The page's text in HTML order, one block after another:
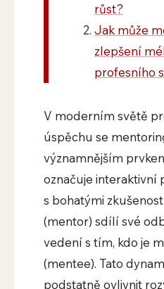
růst?
Jak může
zlepšení
profesního
V moderním světě
úspěchu se
významnějším
označuje interaktivní
s bohatými
(mentor) sdílí své
vedení s tím, kdo je
(mentee). Tato
podstatně ovlivnit